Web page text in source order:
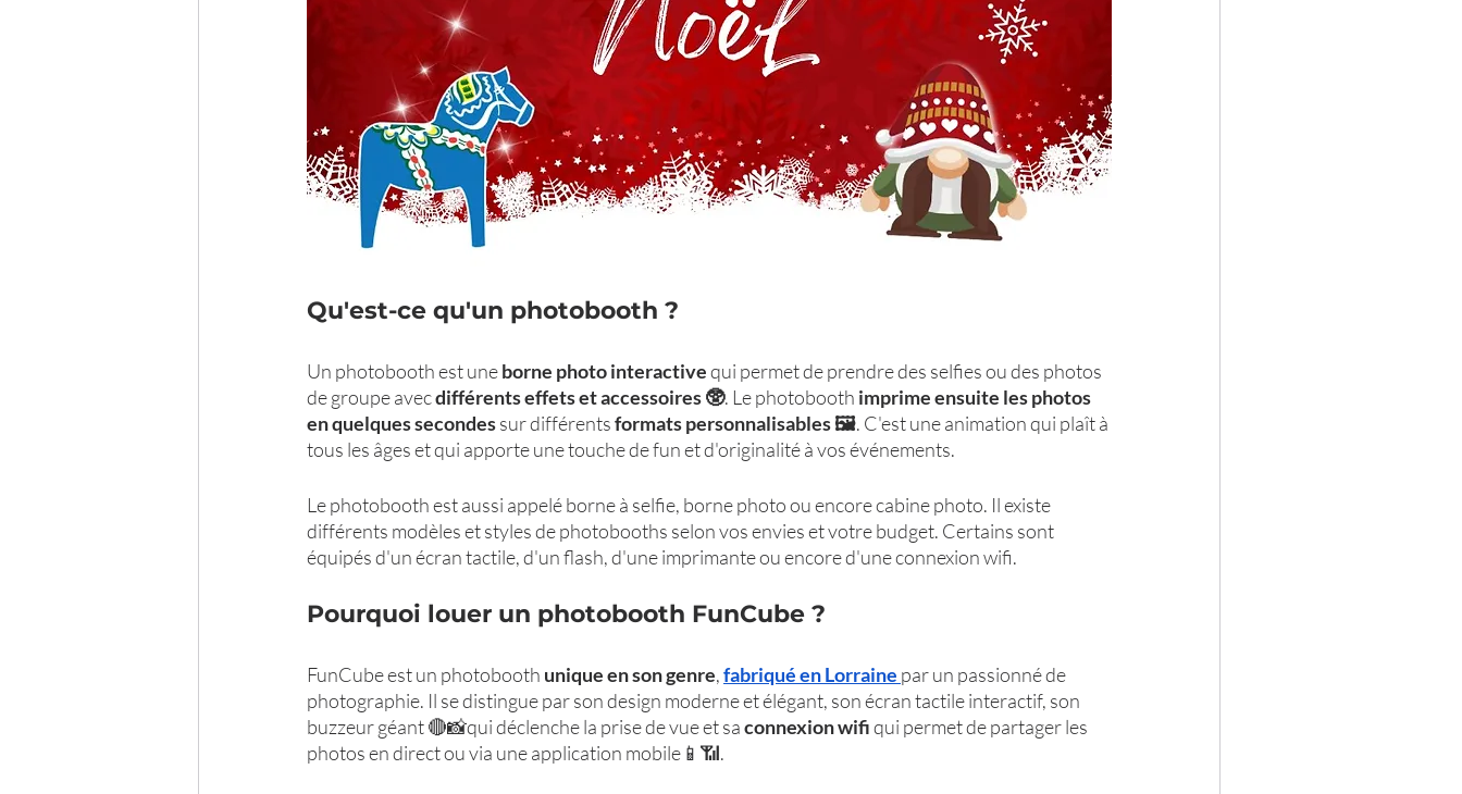
Qu'est-ce qu'un photobooth ?
Un photobooth est une borne photo interactive qui permet de prendre des selfies ou des photos
de groupe avec différents effets et accessoires 🥸. Le photobooth imprime ensuite les photos
en quelques secondes sur différents formats personnalisables 🖼️. C'est une animation qui plaît à
tous les âges et qui apporte une touche de fun et d'originalité à vos événements.
Le photobooth est aussi appelé borne à selfie, borne photo ou encore cabine photo. Il existe
différents modèles et styles de photobooths selon vos envies et votre budget. Certains sont
équipés d'un écran tactile, d'un flash, d'une imprimante ou encore d'une connexion wifi.
Pourquoi louer un photobooth FunCube ?
FunCube est un photobooth unique en son genre, fabriqué en Lorraine par un passionné de
photographie. Il se distingue par son design moderne et élégant, son écran tactile interactif, son
buzzeur géant 🔴📸qui déclenche la prise de vue et sa connexion wifi qui permet de partager les
photos en direct ou via une application mobile📱📶.